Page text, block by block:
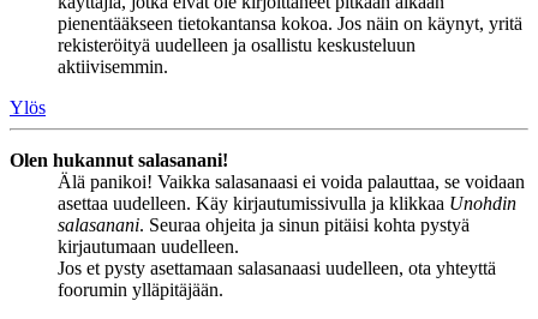
pienentääkseen tietokantansa kokoa. Jos näin on käynyt, yritä
rekisteröityä uudelleen ja osallistu keskusteluun
aktiivisemmin.
Ylös
Olen hukannut salasanani!
Älä panikoi! Vaikka salasanaasi ei voida palauttaa, se voidaan
asettaa uudelleen. Käy kirjautumissivulla ja klikkaa Unohdin
salasanani. Seuraa ohjeita ja sinun pitäisi kohta pystyä
kirjautumaan uudelleen.
Jos et pysty asettamaan salasanaasi uudelleen, ota yhteyttä
foorumin ylläpitäjään.